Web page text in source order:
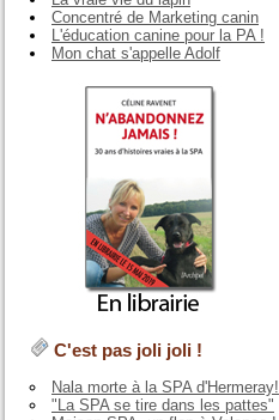
Concentré de Marketing canin
L'éducation canine pour la PA !
Mon chat s'appelle Adolf
C'est pas joli joli !
Nala morte à la SPA d'Hermeray!
"La SPA se tire dans les pattes"